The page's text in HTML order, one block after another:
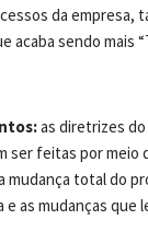
da empresa,
acaba sendo mais
as diretrizes
ser feitas por meio
mudança total do
as mudanças que